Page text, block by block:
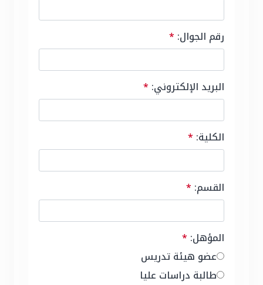
رقم الجوال: *
البريد الإلكتروني: *
الكلية: *
القسم: *
المؤهل: *
عضو هيئة تدريس
طالبة دراسات عليا